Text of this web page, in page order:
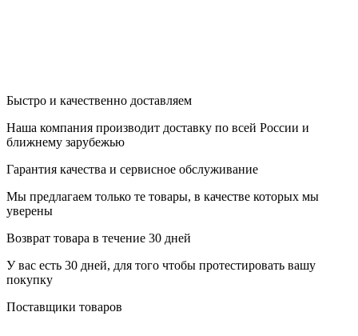
Быстро и качественно доставляем
Наша компания производит доставку по всей России и
ближнему зарубежью
Гарантия качества и сервисное обслуживание
Мы предлагаем только те товары, в качестве которых мы
уверены
Возврат товара в течение 30 дней
У вас есть 30 дней, для того чтобы протестировать вашу
покупку
Поставщики товаров